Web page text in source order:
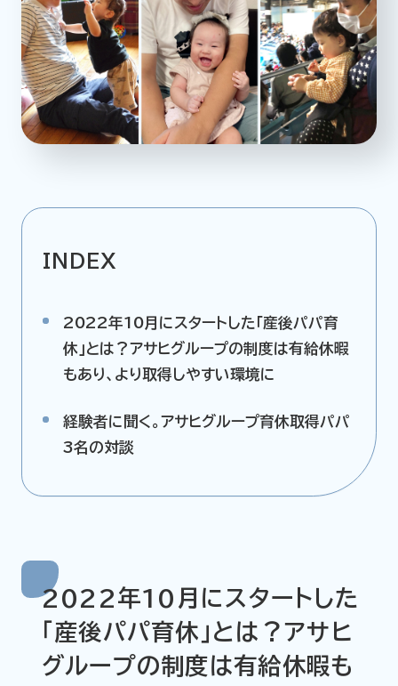
プライバシーポリシー 推奨環境
ご利用規約
INDEX
2022年10月にスタートした「産後パパ育
休」とは？アサヒグループの制度は有給休暇
もあり、より取得しやすい環境に
経験者に聞く。アサヒグループ育休取得パパ
3名の対談
2022年10月にスタートした
「産後パパ育休」とは？アサヒ
グループの制度は有給休暇も